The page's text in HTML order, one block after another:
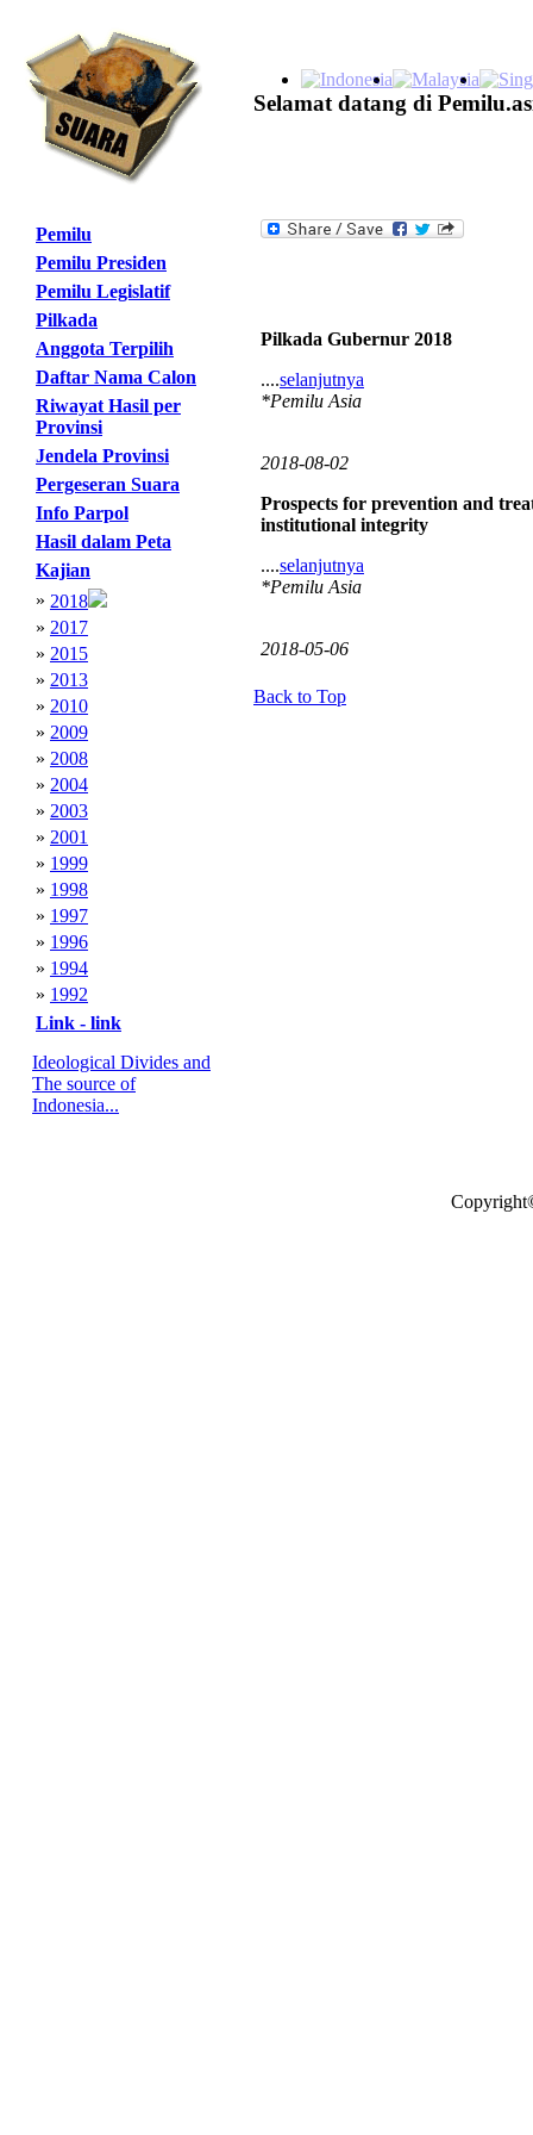
Selamat datang di
Pemilu
Pemilu Presiden
Pemilu Legislatif
Pilkada
Anggota Terpilih
Daftar Nama Calon
Riwayat Hasil per
Provinsi
Jendela Provinsi
Pergeseran Suara
Info Parpol
Hasil dalam Peta
Kajian
» 2018
» 2017
» 2015
» 2013
» 2010
» 2009
» 2008
» 2004
» 2003
» 2001
» 1999
» 1998
» 1997
» 1996
» 1994
» 1992
Link - link
Ideological Divides and
The source of
Indonesia...
Pilkada Gubernur 2018
....selanjutnya
*Pemilu Asia
2018-08-02
Prospects for prevention and
institutional integrity
....selanjutnya
*Pemilu Asia
2018-05-06
Back to Top